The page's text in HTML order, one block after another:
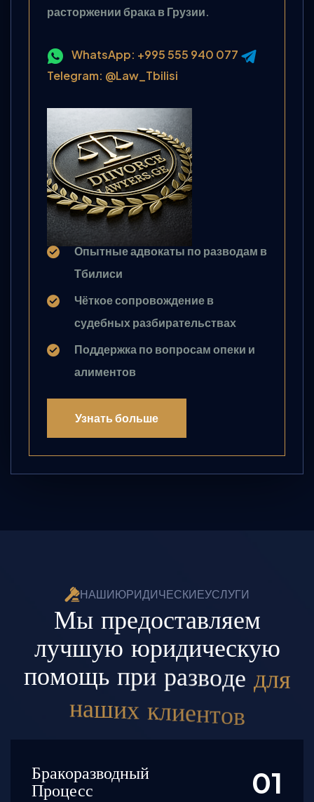
расторжении брака в Грузии.
WhatsApp: +995 555 940 077
Telegram: @Law_Tbilisi
Опытные адвокаты по разводам в
Тбилиси
Чёткое сопровождение в
судебных разбирательствах
Поддержка по вопросам опеки и
алиментов
Узнать больше
НАШИЮРИДИЧЕСКИЕУСЛУГИ
Мы предоставляем
лучшую юридическую
помощь при разводе для
наших клиентов
Бракоразводный
Процесс